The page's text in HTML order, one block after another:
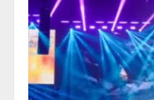
3
し、AI
拡充
2026/